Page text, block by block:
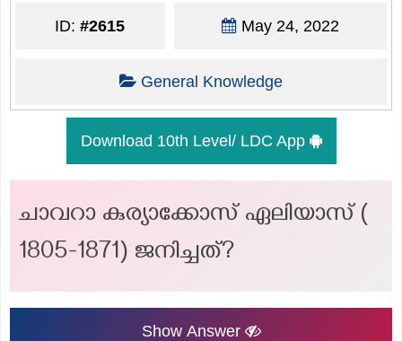
ID:#2615 May 24, 2022
General Knowledge
Download 10th Level/ LDC App
ചാവറാ കുര്യാക്കോസ് ഏലിയാസ് (
1805-1871) ജനിച്ചത്?
Show Answer